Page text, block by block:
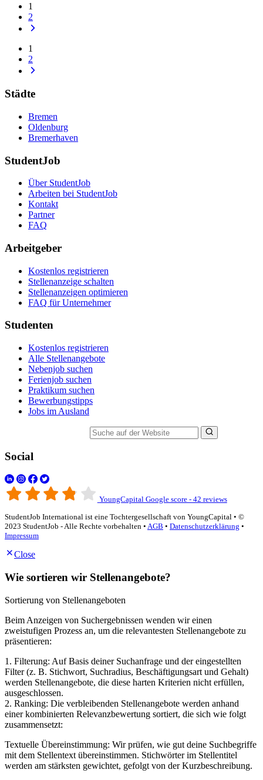
1
2
1
2
Städte
Bremen
Oldenburg
Bremerhaven
StudentJob
Über StudentJob
Arbeiten bei StudentJob
Kontakt
Partner
FAQ
Arbeitgeber
Kostenlos registrieren
Stellenanzeige schalten
Stellenanzeigen optimieren
FAQ für Unternehmer
Studenten
Kostenlos registrieren
Alle Stellenangebote
Nebenjob suchen
Ferienjob suchen
Praktikum suchen
Bewerbungstipps
Jobs im Ausland
Social
YoungCapital Google score - 42 reviews
StudentJob International ist eine Tochtergesellschaft von YoungCapital • ©
2023 StudentJob - Alle Rechte vorbehalten • AGB • Datenschutzerklärung •
Impressum
Close
Wie sortieren wir Stellenangebote?
Sortierung von Stellenangeboten
Beim Anzeigen von Suchergebnissen wenden wir einen
zweistufigen Prozess an, um die relevantesten Stellenangebote zu
präsentieren:
1. Filterung: Auf Basis deiner Suchanfrage und der eingestellten
Filter (z. B. Stichwort, Suchradius, Beschäftigungsart und Gehalt)
werden Stellenangebote, die diese harten Kriterien nicht erfüllen,
ausgeschlossen.
2. Ranking: Die verbleibenden Stellenangebote werden anhand
einer kombinierten Relevanzbewertung sortiert, die sich wie folgt
zusammensetzt:
Textuelle Übereinstimmung: Wir prüfen, wie gut deine Suchbegriffe
mit dem Stellentext übereinstimmen. Stichwörter im Stellentitel
werden am stärksten gewichtet, gefolgt von der Kurzbeschreibung.